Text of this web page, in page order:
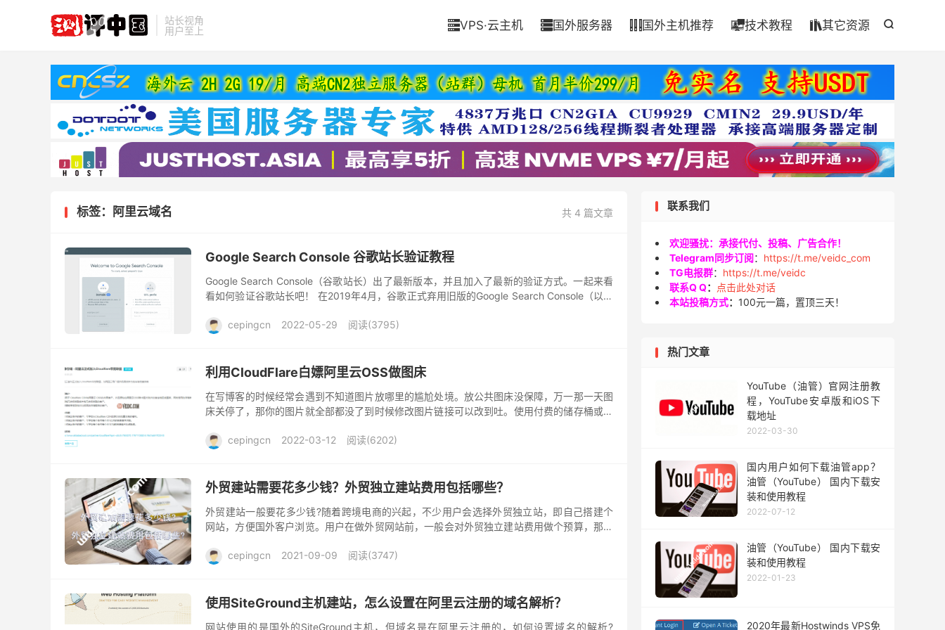
站长视角
用户至上

VPS·云主机 国外服务器  国外主机推荐 技术教程 其它资源
共 4 篇文章
标签：阿里云域名
Google Search Console 谷歌站长验证教程
Google Search Console（谷歌站长）出了最新版本，并且加入了最新的验证方式。一起来看
看如何验证谷歌站长吧！ 在2019年4月，谷歌正式弃用旧版的Google Search Console（以下
cepingcn
2022-05-29 阅读(3795)
利用CloudFlare白嫖阿里云OSS做图床
在写博客的时候经常会遇到不知道图片放哪里的尴尬处境。放公共图床没保障，万一那一天图
床关停了，那你的图片就全部都没了到时候修改图片链接可以改到吐。使用付费的储存桶或者
cepingcn
2022-03-12 阅读(6202)
外贸建站需要花多少钱？外贸独立建站费用包括哪些？
外贸建站一般要花多少钱?随着跨境电商的兴起，不少用户会选择外贸独立站，即自己搭建个
网站，方便国外客户浏览。用户在做外贸网站前，一般会对外贸独立建站费用做个预算，那么
cepingcn
2021-09-09 阅读(3747)
使用SiteGround主机建站，怎么设置在阿里云注册的域名解析？
网站使用的是国外的SiteGround主机，但域名是在阿里云注册的，如何设置域名的解析?
联系我们
欢迎骚扰：承接代付、投稿、广告合作！
Telegram同步订阅： https://t.me/veidc_com
TG电报群： https://t.me/veidc
联系Q Q：
点击此处对话
本站投稿方式： 100元一篇，置顶三天！
热门文章
YouTube（油管）官网注册教
程，YouTube安卓版和iOS下
载地址
2022-03-30
国内用户如何下载油管app？
油管（YouTube） 国内下载安
装和使用教程
2022-07-12
油管（YouTube） 国内下载安
装和使用教程
2022-01-23
2020年最新Hostwinds VPS免